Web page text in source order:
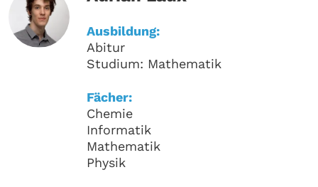
Ausbildung:
Abitur
Studium: Mathematik
Fächer:
Chemie
Informatik
Mathematik
Physik